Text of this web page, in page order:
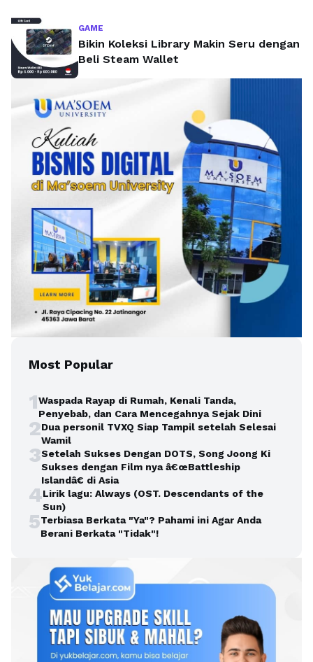
GAME
Bikin Koleksi Library Makin Seru dengan
Beli Steam Wallet
Most Popular
1Waspada Rayap di Rumah, Kenali Tanda,
Penyebab, dan Cara Mencegahnya Sejak Dini
2Dua personil TVXQ Siap Tampil setelah Selesai
Wamil
3Setelah Sukses Dengan DOTS, Song Joong Ki
Sukses dengan Film nya â€œBattleship
Islandâ€ di Asia
4Lirik lagu: Always (OST. Descendants of the
Sun)
5Terbiasa Berkata "Ya"? Pahami ini Agar Anda
Berani Berkata "Tidak"!